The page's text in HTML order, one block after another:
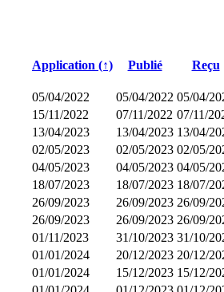
Application (↑) Publié Reçu
05/04/2022 05/04/2022 05/04/
15/11/2022 07/11/2022 07/11/
13/04/2023 13/04/2023 13/04/
02/05/2023 02/05/2023 02/05/
04/05/2023 04/05/2023 04/05/
18/07/2023 18/07/2023 18/07/
26/09/2023 26/09/2023 26/09/
26/09/2023 26/09/2023 26/09/
01/11/2023 31/10/2023 31/10/
01/01/2024 20/12/2023 20/12/
01/01/2024 15/12/2023 15/12/